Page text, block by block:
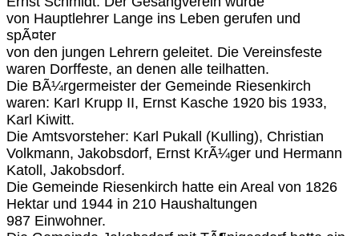
von Hauptlehrer Lange ins Leben gerufen und
spÃ¤ter
von den jungen Lehrern geleitet. Die Vereinsfeste
waren Dorffeste, an denen alle teilhatten.
Die BÃ¼rgermeister der Gemeinde Riesenkirch
waren: KarI Krupp II, Ernst Kasche 1920 bis 1933,
Karl Kiwitt.
Die Amtsvorsteher: Karl Pukall (Kulling), Christian
Volkmann, Jakobsdorf, Ernst KrÃ¼ger und Hermann
Katoll, Jakobsdorf.
Die Gemeinde Riesenkirch hatte ein Areal von 1826
Hektar und 1944 in 210 Haushaltungen
987 Einwohner.